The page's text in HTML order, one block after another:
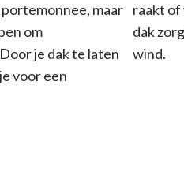
maar
om
je dak te laten
voor een
raakt of
dak
wind.